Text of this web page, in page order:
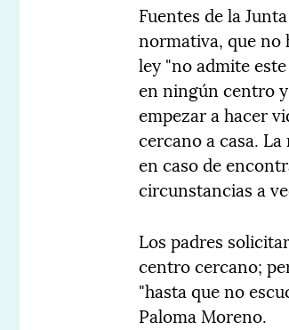
Fuentes de la
normativa, que no
ley "no admite
en ningún centro
empezar a hacer
cercano a casa.
en caso de
circunstancias a
Los padres
centro cercano;
"hasta que no
Paloma Moreno.